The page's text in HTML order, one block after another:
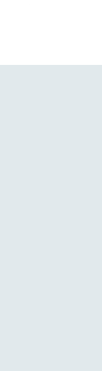
på kvalitet
vänder sig